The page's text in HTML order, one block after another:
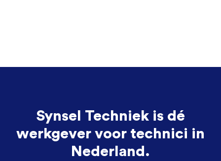
Synsel Techniek is dé
werkgever voor technici in
Nederland.